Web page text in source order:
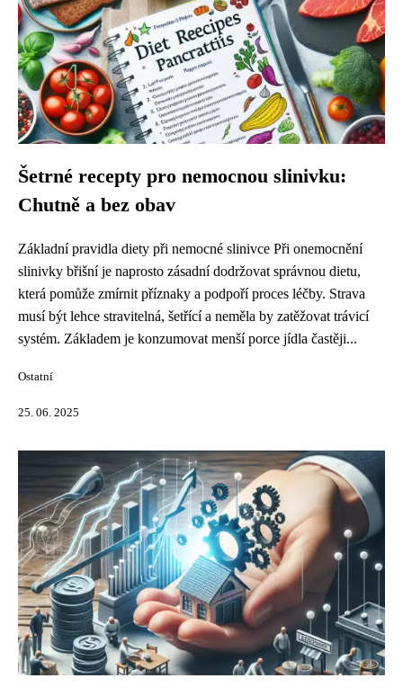
Šetrné recepty pro nemocnou slinivku:
Chutně a bez obav
Základní pravidla diety při nemocné slinivce Při onemocnění
slinivky břišní je naprosto zásadní dodržovat správnou dietu,
která pomůže zmírnit příznaky a podpoří proces léčby. Strava
musí být lehce stravitelná, šetřící a neměla by zatěžovat trávicí
systém. Základem je konzumovat menší porce jídla častěji...
Ostatní
25. 06. 2025